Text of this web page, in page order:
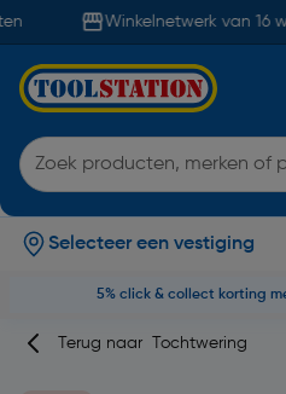
Winkelnetwerk van 16
Selecteer een vestiging
5% click & collect korting
Terug naar Tochtwering